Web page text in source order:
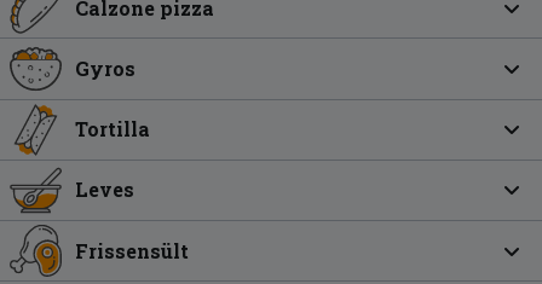
Calzone pizza
Gyros
Tortilla
Leves
Frissensült